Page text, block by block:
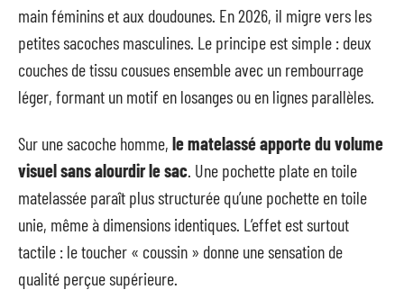
main féminins et aux doudounes. En 2026, il migre vers les
petites sacoches masculines. Le principe est simple : deux
couches de tissu cousues ensemble avec un rembourrage
léger, formant un motif en losanges ou en lignes parallèles.
Sur une sacoche homme, le matelassé apporte du volume
visuel sans alourdir le sac. Une pochette plate en toile
matelassée paraît plus structurée qu’une pochette en toile
unie, même à dimensions identiques. L’effet est surtout
tactile : le toucher « coussin » donne une sensation de
qualité perçue supérieure.